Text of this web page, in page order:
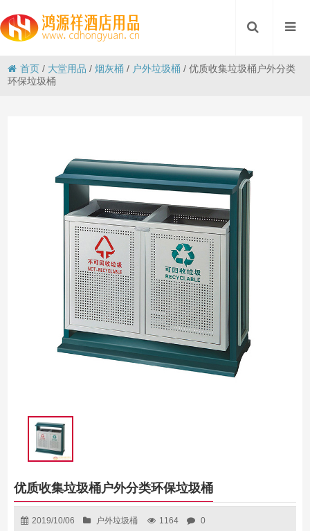
首页 / 大堂用品 /烟灰桶 / 户外垃圾桶 /优质收集垃圾桶户外分类
环保垃圾桶
优质收集垃圾桶户外分类环保垃圾桶
2019/10/06 户外垃圾桶 1164 0